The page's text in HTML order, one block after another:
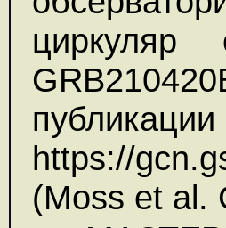
циркуляр
https://
(Moss et al.